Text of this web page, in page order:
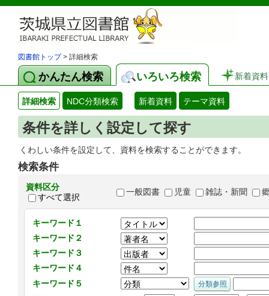
図書館トップ> 詳細検索
かんたん検索 いろいろ検索 新着資料
詳細検索 NDC分類検索 新着資料 テーマ資料
条件を詳しく設定して探す
くわしい条件を設定して、資料を検索することができます。
検索条件
資料区分
すべて選択
一般図書 児童 雑誌・新聞
キーワード１
キーワード２
キーワード３
キーワード４
キーワード５